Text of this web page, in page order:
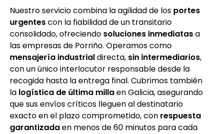
Nuestro servicio combina la agilidad de los portes
urgentescon la fiabilidad de un transitario
consolidado, ofreciendo soluciones inmediatasa
las empresas de Porriño. Operamos como
mensajería industrialdirecta, sin intermediarios,
con un único interlocutor responsable desde la
recogida hasta la entrega final. Cubrimos también
la logística de última millaen Galicia, asegurando
que sus envíos críticos lleguen al destinatario
exacto en el plazo comprometido, con respuesta
garantizadaen menos de 60 minutos para cada